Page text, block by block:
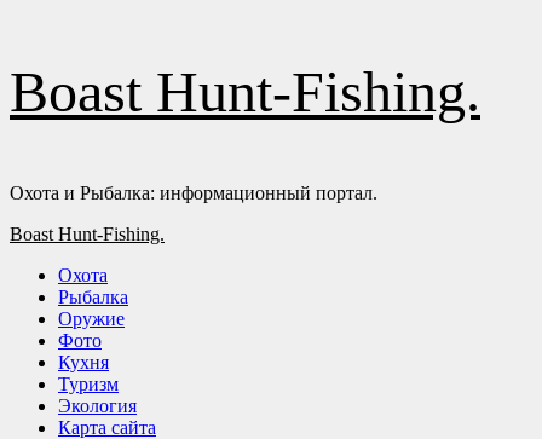
содержимому
Boast Hunt-Fishing.
Охота и Рыбалка: информационный портал.
Основное
Boast Hunt-Fishing.
Охота
Рыбалка
Оружие
Фото
Кухня
Туризм
Экология
Карта сайта